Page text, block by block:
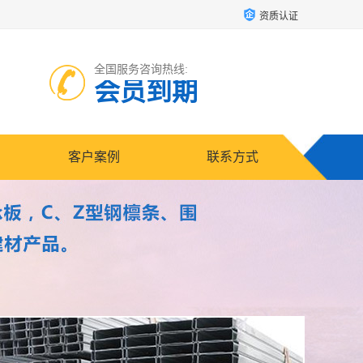
资质认证
全国服务咨询热线:
会员到期
客户案例 联系方式